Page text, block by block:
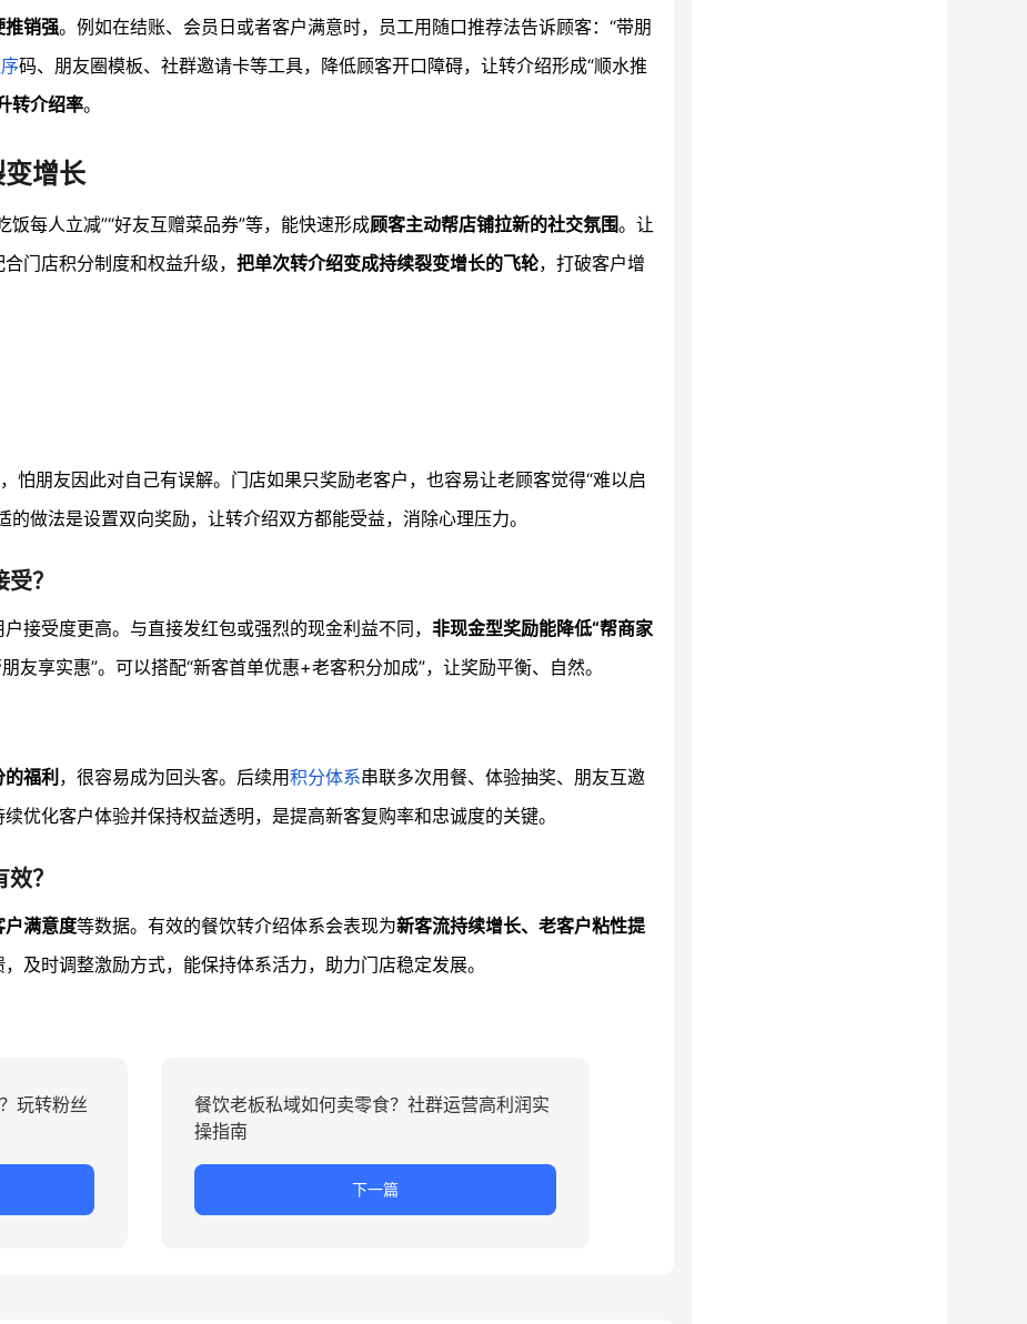
推销强。例如在结账、会员日或者客户满意时，员工用随口推荐法告诉顾客：“带朋
码、朋友圈模板、社群邀请卡等工具，降低顾客开口障碍，让转介绍形成“顺水推
转介绍率。
增长
每人立减”“好友互赠菜品券”等，能快速形成顾客主动帮店铺拉新的社交氛围。让
门店积分制度和权益升级， 把单次转介绍变成持续裂变增长的飞轮，打破客户增
怕朋友因此对自己有误解。门店如果只奖励老客户，也容易让老顾客觉得“难以启
的做法是设置双向奖励，让转介绍双方都能受益，消除心理压力。
？
接受度更高。与直接发红包或强烈的现金利益不同， 非现金型奖励能降低“帮商家
友享实惠”。可以搭配“新客首单优惠+老客积分加成”，让奖励平衡、自然。
福利 ，很容易成为回头客。后续用积分体系串联多次用餐、体验抽奖、朋友互邀
续优化客户体验并保持权益透明，是提高新客复购率和忠诚度的关键。
？
户满意度等数据。有效的餐饮转介绍体系会表现为新客流持续增长、老客户粘性提
及时调整激励方式，能保持体系活力，助力门店稳定发展。
玩转粉丝
餐饮老板私域如何卖零食？社群运营高利润实
操指南
下一篇